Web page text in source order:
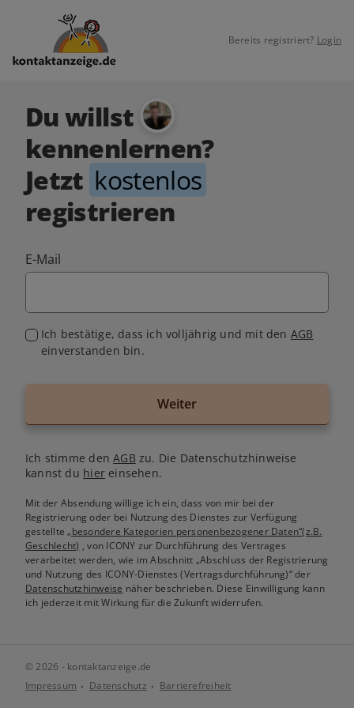
Bereits registriert? Login
Du willst
kennenlernen?
Jetzt kostenlos
registrieren
E-Mail
Ich bestätige, dass ich volljährig und mit den AGB
einverstanden bin.
Weiter
Ich stimme denAGB zu. Die Datenschutzhinweise
kannst du hiereinsehen.
Mit der Absendung willige ich ein, dass von mir bei der
Registrierung oder bei Nutzung des Dienstes zur Verfügung
gestellte„besondere Kategorien personenbezogener Daten“(z.B.
Geschlecht) , von ICONY zur Durchführung des Vertrages
verarbeitet werden, wie im Abschnitt „Abschluss der Registrierung
und Nutzung des ICONY-Dienstes (Vertragsdurchführung)“ der
Datenschutzhinweise näher beschrieben. Diese Einwilligung kann
ich jederzeit mit Wirkung für die Zukunft widerrufen.
© 2026 - kontaktanzeige.de
Impressum
Datenschutz Barrierefreiheit